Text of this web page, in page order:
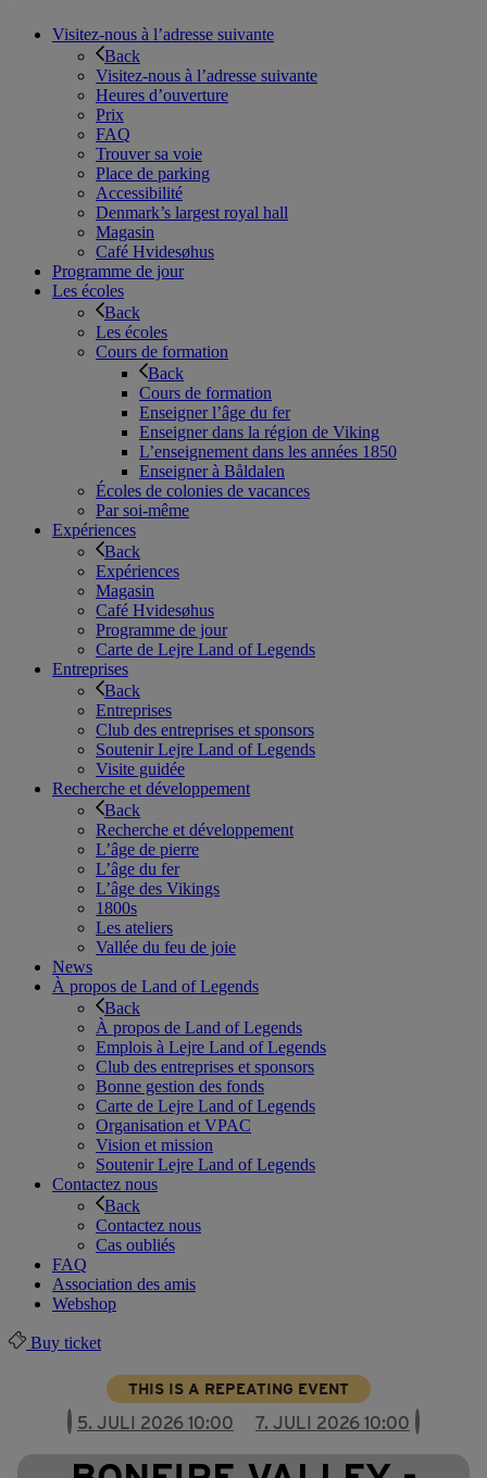
Visitez-nous à l’adresse suivante
Back
Visitez-nous à l’adresse suivante
Heures d’ouverture
Prix
FAQ
Trouver sa voie
Place de parking
Accessibilité
Denmark’s largest royal hall
Magasin
Café Hvidesøhus
Programme de jour
Les écoles
Back
Les écoles
Cours de formation
Back
Cours de formation
Enseigner l’âge du fer
Enseigner dans la région de Viking
L’enseignement dans les années 1850
Enseigner à Båldalen
Écoles de colonies de vacances
Par soi-même
Expériences
Back
Expériences
Magasin
Café Hvidesøhus
Programme de jour
Carte de Lejre Land of Legends
Entreprises
Back
Entreprises
Club des entreprises et sponsors
Soutenir Lejre Land of Legends
Visite guidée
Recherche et développement
Back
Recherche et développement
L’âge de pierre
L’âge du fer
L’âge des Vikings
1800s
Les ateliers
Vallée du feu de joie
News
À propos de Land of Legends
Back
À propos de Land of Legends
Emplois à Lejre Land of Legends
Club des entreprises et sponsors
Bonne gestion des fonds
Carte de Lejre Land of Legends
Organisation et VPAC
Vision et mission
Soutenir Lejre Land of Legends
Contactez nous
Back
Contactez nous
Cas oubliés
FAQ
Association des amis
Webshop
Buy ticket
THIS IS A REPEATING EVENT
5. JULI 2026 10:00 7. JULI 2026 10:00